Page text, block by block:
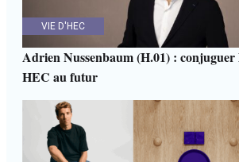
VIE D'HEC
Adrien Nussenbaum (H.01) : conjuguer
HEC au futur